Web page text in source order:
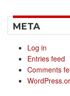
META
Log in
Entries feed
Comments